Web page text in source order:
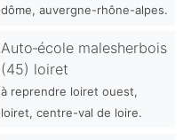
dôme, auvergne-rhône-alpes.
Auto‑école malesherbois
(45) loiret
à reprendre loiret ouest,
loiret, centre-val de loire.